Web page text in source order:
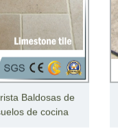
Baldosas de
de cocina